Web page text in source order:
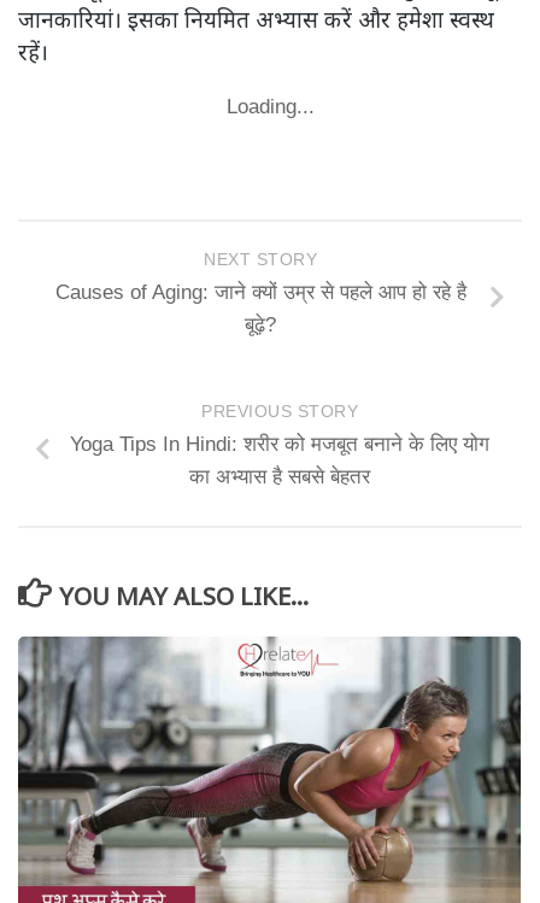
जानकारियां। इसका नियमित अभ्यास करें और हमेशा स्वस्थ
रहें।
Loading...
NEXT STORY
Causes of Aging: जाने क्यों उम्र से पहले आप हो रहे है
बूढ़े?
PREVIOUS STORY
Yoga Tips In Hindi: शरीर को मजबूत बनाने के लिए योग
का अभ्यास है सबसे बेहतर
YOU MAY ALSO LIKE...